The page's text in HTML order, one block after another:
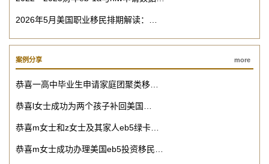
2026年5月美国职业移民排期解读：…
案例分享 more
恭喜一高中毕业生申请家庭团聚类移…
恭喜l女士成功为两个孩子补回美国…
恭喜m女士和z女士及其家人eb5绿卡…
恭喜m女士成功办理美国eb5投资移民…